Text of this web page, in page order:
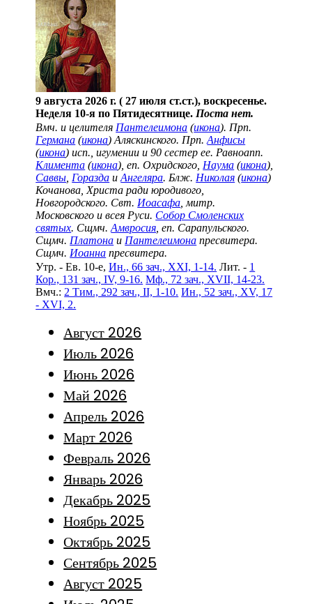
9 августа 2026 г. ( 27 июля ст.ст.), воскресенье.
Неделя 10-я по Пятидесятнице. Поста нет.
Вмч. и целителя Пантелеимона (икона). Прп.
Германа (икона) Аляскинского. Прп.Анфисы
(икона) исп., игумении и 90 сестер ее. Равноапп.
Климента (икона), еп. Охридского, Наума (икона),
Саввы Горазда иАнгеляра. Блж. Николая (икона)
Кочанова, Христа ради юродивого,
Новгородского. Свт. Иоасафа , митр.
Московского и всея Руси. Собор Смоленских
святых. Сщмч.Амвросия , еп. Сарапульского.
Сщмч. Платона и Пантелеимона пресвитера.
Сщмч. Иоанна пресвитера.
Утр. - Ев. 10-е,Ин., 66 зач., XXI, 1-14. Лит. - 1
Кор., 131 зач., IV, 9-16. Мф., 72 зач., XVII, 14-23.
Вмч.: 2 Тим., 292 зач., II, 1-10. Ин., 52 зач., XV, 17
- XVI, 2.
Август 2026
Июль 2026
Июнь 2026
Май 2026
Апрель 2026
Март 2026
Февраль 2026
Январь 2026
Декабрь 2025
Ноябрь 2025
Октябрь 2025
Сентябрь 2025
Август 2025